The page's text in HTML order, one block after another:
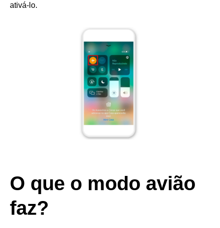
ativá-lo.
O que o modo avião
faz?